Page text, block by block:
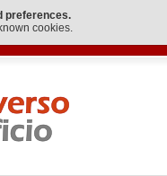
preferences.
cookies.